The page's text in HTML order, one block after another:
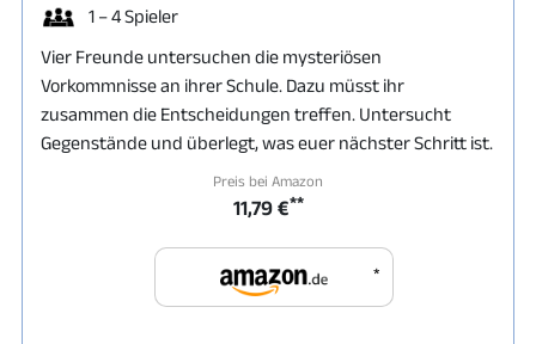
1 – 4 Spieler
Vier Freunde untersuchen die mysteriösen
Vorkommnisse an ihrer Schule. Dazu müsst ihr
zusammen die Entscheidungen treffen. Untersucht
Gegenstände und überlegt, was euer nächster Schritt ist.
Preis bei Amazon
11,79 €**
*